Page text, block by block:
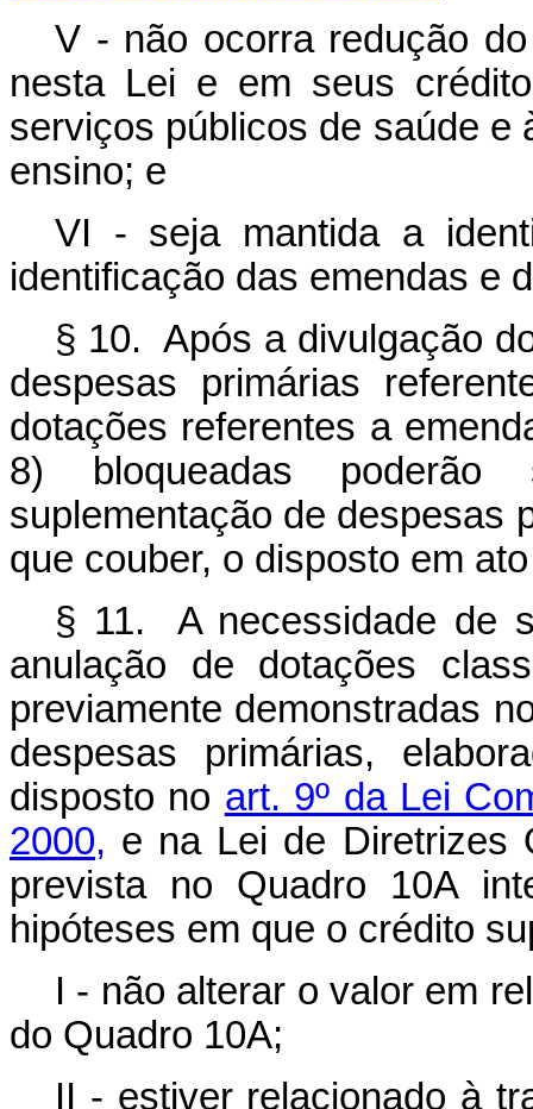
V - não ocorra redução
nesta Lei e em seus
serviços públicos de saúde e
ensino; e
VI - seja mantida a
identificação das emendas e
§ 10. Após a divulgação
despesas primárias
dotações referentes a
8) bloqueadas
suplementação de despesas
que couber, o disposto em
§ 11. A necessidade de
anulação de dotações
previamente demonstradas
despesas primárias,
disposto no art. 9º da Lei
2000, e na Lei de Diretrizes
prevista no Quadro 10A
hipóteses em que o crédito
I - não alterar o valor em
do Quadro 10A;
II - estiver relacionado à